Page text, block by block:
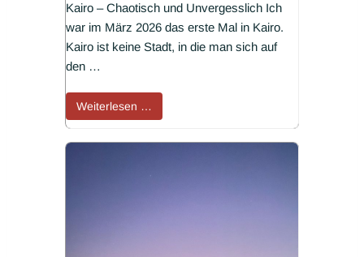
Kairo – Chaotisch und Unvergesslich Ich
war im März 2026 das erste Mal in Kairo.
Kairo ist keine Stadt, in die man sich auf
den …
Weiterlesen …